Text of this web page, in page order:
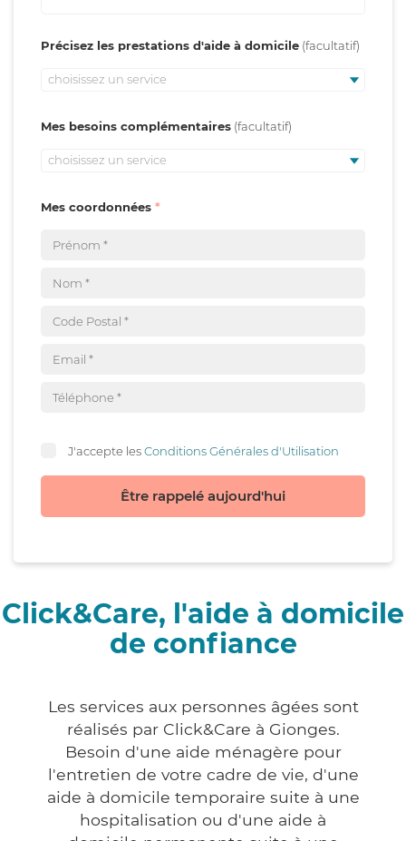
Précisez les prestations d'aide à domicile
choisissez un service
Mes besoins complémentaires
choisissez un service
Mes coordonnées
J'accepte lesConditions Générales d'Utilisation
Être rappelé aujourd'hui
Click&Care, l'aide à domicile
de confiance
Les services aux personnes âgées sont
réalisés par Click&Care à Gionges.
Besoin d'une aide ménagère pour
l'entretien de votre cadre de vie, d'une
aide à domicile temporaire suite à une
hospitalisation ou d'une aide à